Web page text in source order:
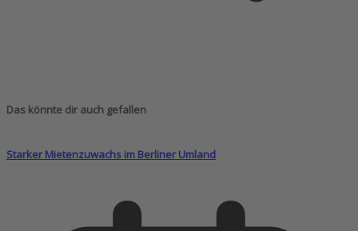
Das könnte dir auch gefallen
Starker Mietenzuwachs im Berliner Umland